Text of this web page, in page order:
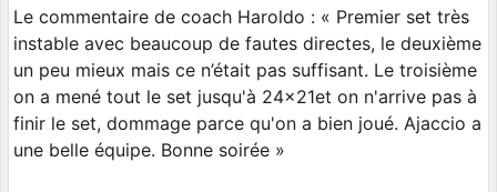
Le commentaire de coach Haroldo : « Premier set très
instable avec beaucoup de fautes directes, le deuxième
un peu mieux mais ce n’était pas suffisant. Le troisième
on a mené tout le set jusqu'à 24x21et on n'arrive pas à
finir le set, dommage parce qu'on a bien joué. Ajaccio a
une belle équipe. Bonne soirée »